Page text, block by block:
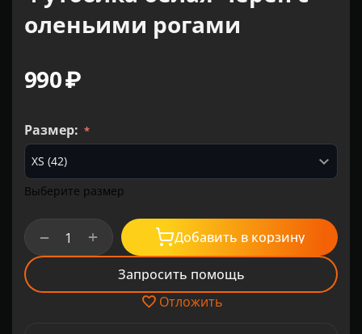
оленьими рогами
‍990‍₽
Размер:
Выберите размер
+
− Добавить в корзину
Запросить помощь
Отложить